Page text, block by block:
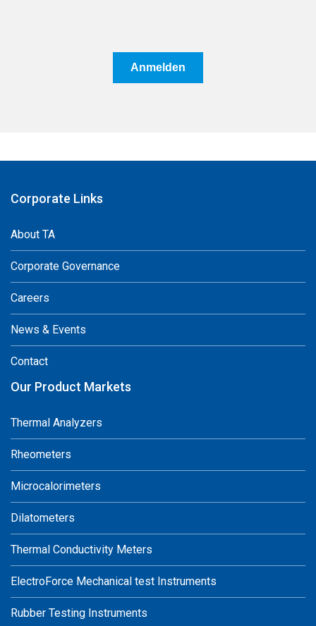
Anmelden
Corporate Links
About TA
Corporate Governance
Careers
News & Events
Contact
Our Product Markets
Thermal Analyzers
Rheometers
Microcalorimeters
Dilatometers
Thermal Conductivity Meters
ElectroForce Mechanical test Instruments
Rubber Testing Instruments